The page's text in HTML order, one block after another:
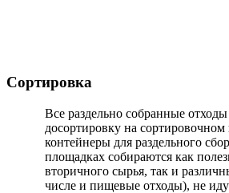
Сортировка
Все раздельно собранные
досортировку на сортировочном
контейнеры для раздельного
площадках собираются как
вторичного сырья, так и
числе и пищевые отходы), не